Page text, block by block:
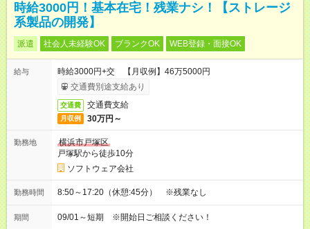
時給3000円！基本在宅！残業ナシ！【ストレージ
系製品の開発】
派遣 社会人未経験OK ブランクOK WEB登録・面接OK
給与
時給3000円+交 【月収例】46万5000円
交通費別途支給あり
交通費 交通費支給
月収例 30万円～
勤務地
横浜市戸塚区
戸塚駅から徒歩10分
ソフトウェア会社
勤務時間 8:50～17:20（休憩:45分） ※残業なし
期間 09/01～短期 ※開始日ご相談ください！